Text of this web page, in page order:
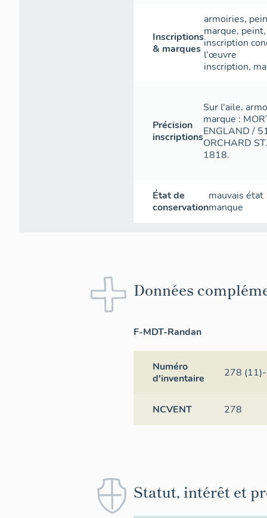
Inscriptions
& marques
armoiries,
marque, peint
inscription
l'œuvre
inscription,
Précision
inscriptions
Sur l'aile,
marque :
ENGLAND /
ORCHARD
1818.
État de
conservation
mauvais état
manque
Données
F-MDT-Randan
Numéro
d'inventaire
278
NCVENT 278
Statut, intérêt et